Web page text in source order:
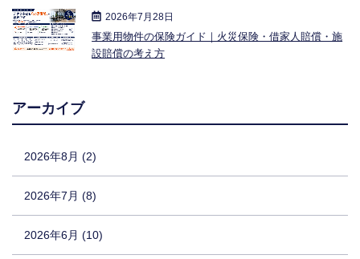
2026年7月28日
事業用物件の保険ガイド｜火災保険・借家人賠償・施
設賠償の考え方
アーカイブ
2026年8月 (2)
2026年7月 (8)
2026年6月 (10)